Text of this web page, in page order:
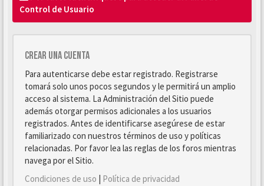
Control de Usuario
Crear una cuenta
Para autenticarse debe estar registrado. Registrarse
tomará solo unos pocos segundos y le permitirá un amplio
acceso al sistema. La Administración del Sitio puede
además otorgar permisos adicionales a los usuarios
registrados. Antes de identificarse asegúrese de estar
familiarizado con nuestros términos de uso y políticas
relacionadas. Por favor lea las reglas de los foros mientras
navega por el Sitio.
Condiciones de uso | Política de privacidad